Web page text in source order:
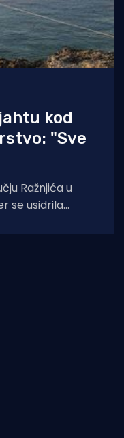
kod
"Sve
Ražnjića u
se usidrila